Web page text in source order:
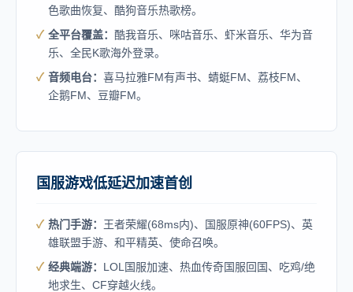
色歌曲恢复、酷狗音乐热歌榜。
全平台覆盖： 酷我音乐、咪咕音乐、虾米音乐、华为音
乐、全民K歌海外登录。
音频电台： 喜马拉雅FM有声书、蜻蜓FM、荔枝FM、
企鹅FM、豆瓣FM。
国服游戏低延迟加速首创
热门手游： 王者荣耀(68ms内)、国服原神(60FPS)、英
雄联盟手游、和平精英、使命召唤。
经典端游： LOL国服加速、热血传奇国服回国、吃鸡/绝
地求生、CF穿越火线。